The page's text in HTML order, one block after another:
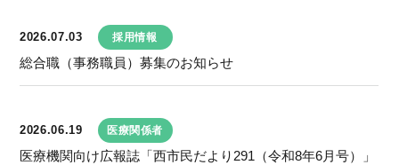
2026.07.03 採用情報
総合職（事務職員）募集のお知らせ
2026.06.19 医療関係者
医療機関向け広報誌「西市民だより291（令和8年6月号）」